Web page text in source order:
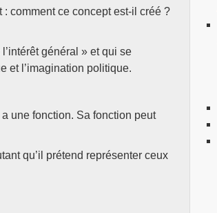
comment ce concept est-il créé ?
l’intérêt général » et qui se
et l’imagination politique.
une fonction. Sa fonction peut
qu’il prétend représenter ceux